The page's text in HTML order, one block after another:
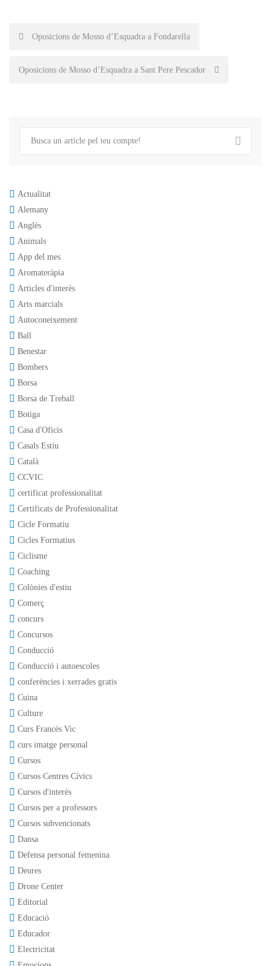
Post
navigation
Oposicions de Mosso d’Esquadra a Fondarella
Oposicions de Mosso d’Esquadra a Sant Pere Pescador
Actualitat
Alemany
Anglès
Animals
App del mes
Aromateràpia
Articles d'interès
Arts marcials
Autoconeixement
Ball
Benestar
Bombers
Borsa
Borsa de Treball
Botiga
Casa d'Oficis
Casals Estiu
Català
CCVIC
certificat professionalitat
Certificats de Professionalitat
Cicle Formatiu
Cicles Formatius
Ciclisme
Coaching
Colònies d'estiu
Comerç
concurs
Concursos
Conducció
Conducció i autoescoles
conferències i xerrades gratis
Cuina
Culture
Curs Francès Vic
curs imatge personal
Cursos
Cursos Centres Cívics
Cursos d'interès
Cursos per a professors
Cursos subvencionats
Dansa
Defensa personal femenina
Deures
Drone Center
Editorial
Educació
Educador
Electricitat